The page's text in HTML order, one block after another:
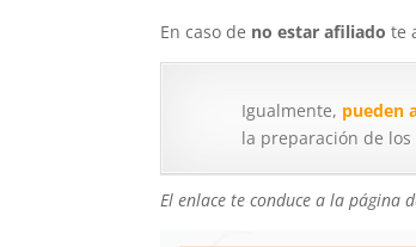
En caso de no estar afiliado te
Igualmente, pueden
la preparación de
El enlace te conduce a la página